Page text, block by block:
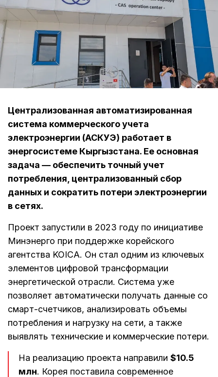
Централизованная автоматизированная
система коммерческого учета
электроэнергии (АСКУЭ) работает в
энергосистеме Кыргызстана. Ее основная
задача — обеспечить точный учет
потребления, централизованный сбор
данных и сократить потери электроэнергии
в сетях.
Проект запустили в 2023 году по инициативе
Минэнерго при поддержке корейского
агентства KOICA. Он стал одним из ключевых
элементов цифровой трансформации
энергетической отрасли. Система уже
позволяет автоматически получать данные со
смарт-счетчиков, анализировать объемы
потребления и нагрузку на сети, а также
выявлять технические и коммерческие потери.
На реализацию проекта направили $10.5
млн. Корея поставила современное